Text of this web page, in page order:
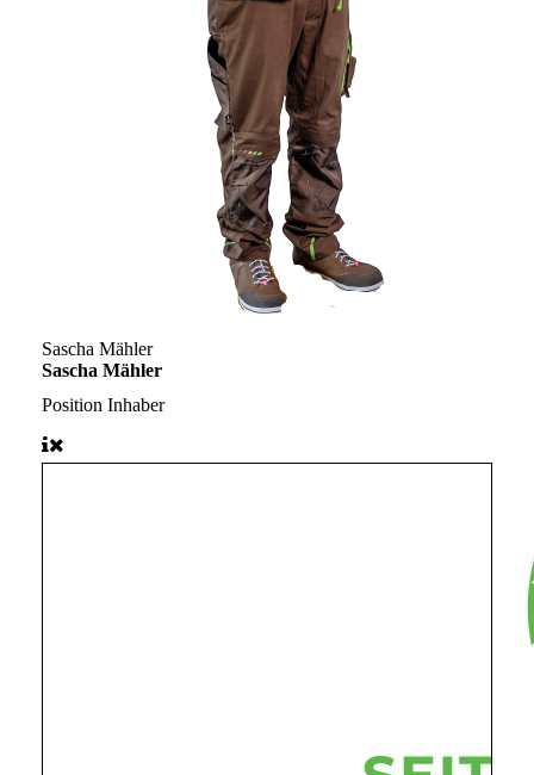
Sascha Mähler
Sascha Mähler
Position Inhaber